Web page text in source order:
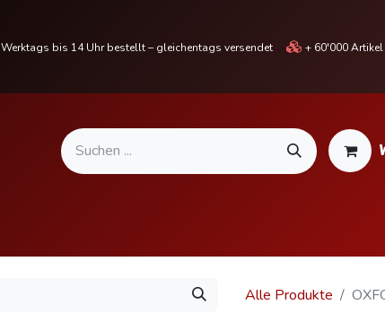
Werktags bis 14 Uhr bestellt – gleichentags versendet + 60'000
Alle Produkte